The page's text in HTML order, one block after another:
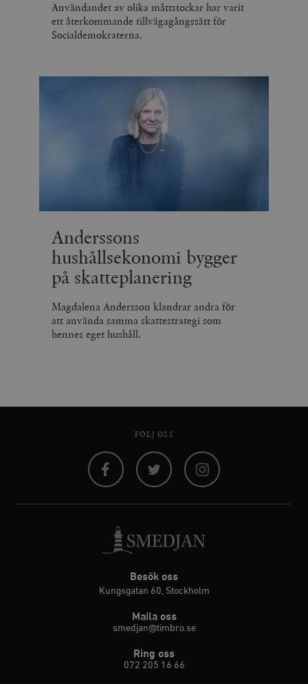
Användandet av olika måttstockar har varit
ett återkommande tillvägagångssätt för
Socialdemokraterna.
Anderssons
hushållsekonomi bygger
på skatteplanering
Magdalena Andersson klandrar andra för
att använda samma skattestrategi som
hennes eget hushåll.
FÖLJ OSS
Besök oss
Kungsgatan 60, Stockholm
Maila oss
smedjan@timbro.se
Ring oss
072 205 16 66